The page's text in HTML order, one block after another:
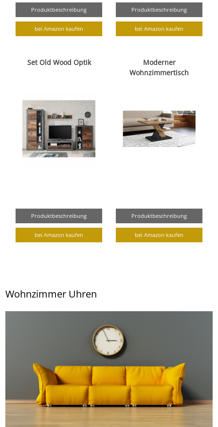
Produktbeschreibung
bei Amazon kaufen
Produktbeschreibung
bei Amazon kaufen
Set Old Wood Optik
Produktbeschreibung
bei Amazon kaufen
Moderner
Wohnzimmertisch
Produktbeschreibung
bei Amazon kaufen
Wohnzimmer Uhren